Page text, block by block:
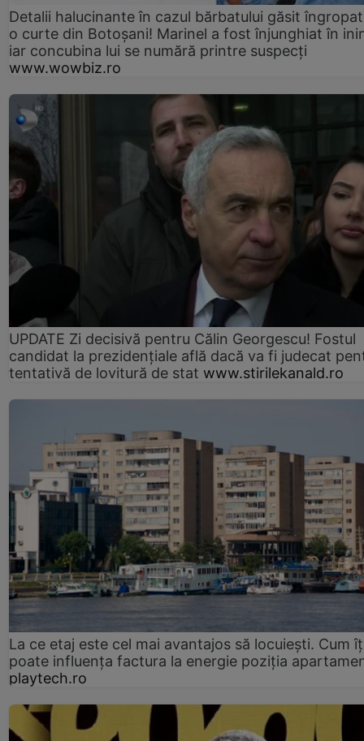
Detalii halucinante în cazul bărbatului găsit
o curte din Botoșani! Marinel a fost înjunghiat în
iar concubina lui se numără printre suspecți
www.wowbiz.ro
UPDATE Zi decisivă pentru Călin Georgescu! Fostul
candidat la prezidențiale află dacă va fi judecat
tentativă de lovitură de stat www.stirilekanald.ro
La ce etaj este cel mai avantajos să locuiești. Cum
poate influența factura la energie poziția
playtech.ro